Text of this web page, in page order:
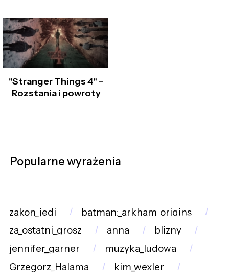
"Stranger Things 4" –
Rozstania i powroty
Popularne wyrażenia
zakon_jedi
batman:_arkham_origins
za_ostatni_grosz
anna
blizny
jennifer_garner
muzyka_ludowa
Grzegorz_Halama
kim_wexler